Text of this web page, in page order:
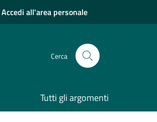
Accedi all'area personale
Cerca
Tutti gli argomenti